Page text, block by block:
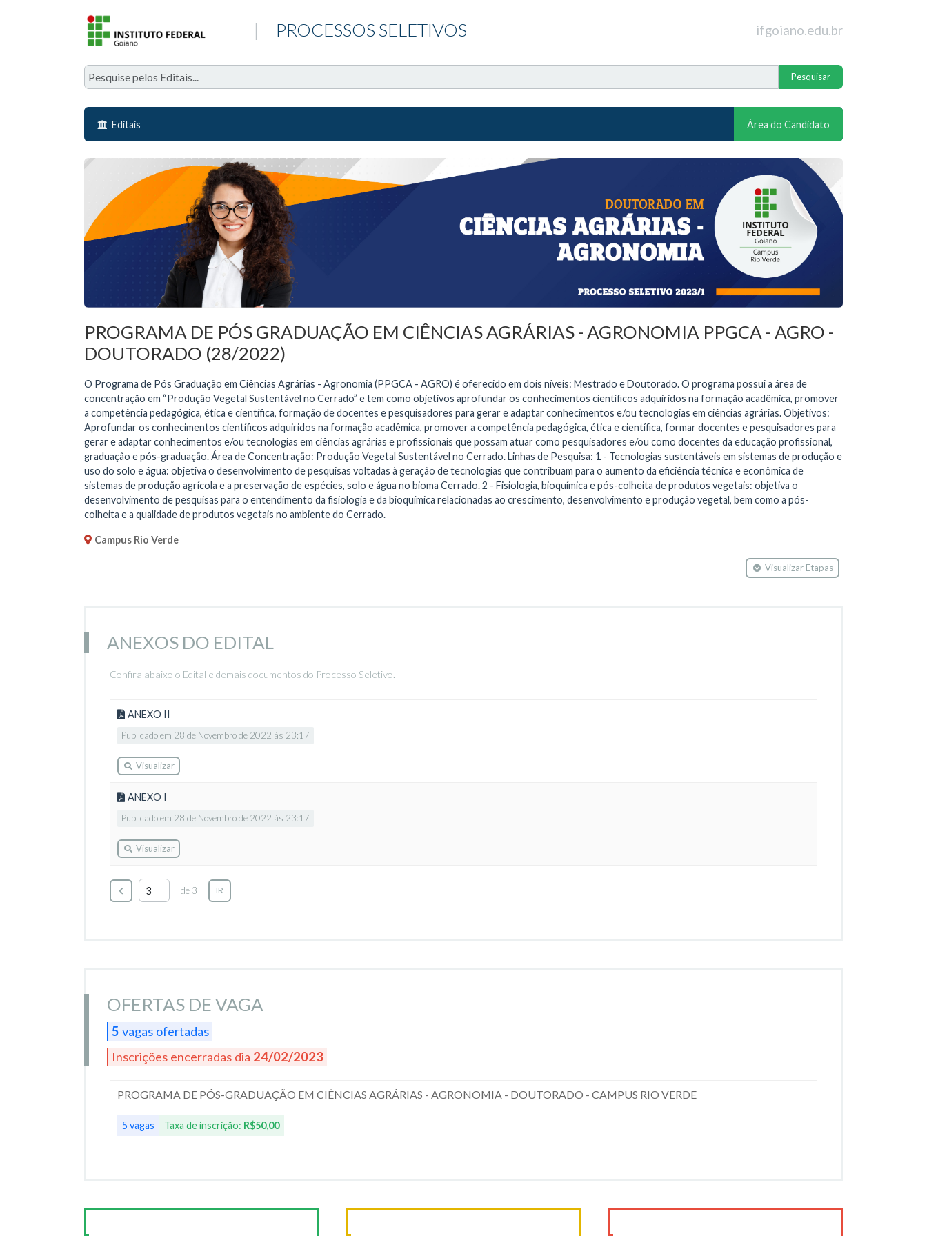
| PROCESSOS SELETIVOS ifgoiano.edu.br
Editais Área do Candidato
PROGRAMA DE PÓS GRADUAÇÃO EM CIÊNCIAS AGRÁRIAS - AGRONOMIA PPGCA - AGRO -
DOUTORADO (28/2022)
O Programa de Pós Graduação em Ciências Agrárias - Agronomia (PPGCA - AGRO) é oferecido em dois níveis: Mestrado e Doutorado. O programa possui a área de
concentração em “Produção Vegetal Sustentável no Cerrado” e tem como objetivos aprofundar os conhecimentos científicos adquiridos na formação acadêmica, promover
a competência pedagógica, ética e científica, formação de docentes e pesquisadores para gerar e adaptar conhecimentos e/ou tecnologias em ciências agrárias. Objetivos:
Aprofundar os conhecimentos científicos adquiridos na formação acadêmica, promover a competência pedagógica, ética e científica, formar docentes e pesquisadores para
gerar e adaptar conhecimentos e/ou tecnologias em ciências agrárias e profissionais que possam atuar como pesquisadores e/ou como docentes da educação profissional,
graduação e pós-graduação. Área de Concentração: Produção Vegetal Sustentável no Cerrado. Linhas de Pesquisa: 1 - Tecnologias sustentáveis em sistemas de produção e
uso do solo e água: objetiva o desenvolvimento de pesquisas voltadas à geração de tecnologias que contribuam para o aumento da eficiência técnica e econômica de
sistemas de produção agrícola e a preservação de espécies, solo e água no bioma Cerrado. 2 - Fisiologia, bioquímica e pós-colheita de produtos vegetais: objetiva o
desenvolvimento de pesquisas para o entendimento da fisiologia e da bioquímica relacionadas ao crescimento, desenvolvimento e produção vegetal, bem como a pós-
colheita e a qualidade de produtos vegetais no ambiente do Cerrado.
Campus Rio Verde
Visualizar Etapas
ANEXOS DO EDITAL
Confira abaixo o Edital e demais documentos do Processo Seletivo.
ANEXO II
Publicado em 28 de Novembro de 2022 às 23:17
Visualizar
ANEXO I
Publicado em 28 de Novembro de 2022 às 23:17
Visualizar
de 3 IR
OFERTAS DE VAGA
5 vagas ofertadas
Inscrições encerradas dia 24/02/2023
PROGRAMA DE PÓS-GRADUAÇÃO EM CIÊNCIAS AGRÁRIAS - AGRONOMIA - DOUTORADO - CAMPUS RIO VERDE
5 vagas Taxa de inscrição: R$50,00